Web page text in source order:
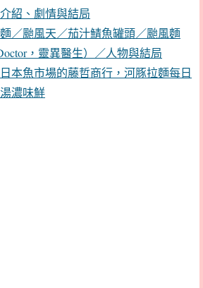
紹、劇情與結局
／颱風天／茄汁鯖魚罐頭／颱風麵
，靈異醫生）／人物與結局
本魚市場的藤哲商行，河豚拉麵每日
濃味鮮